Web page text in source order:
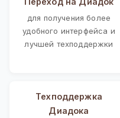
для получения более
удобного интерфейса и
лучшей техподдержки
Техподдержка
Диадока